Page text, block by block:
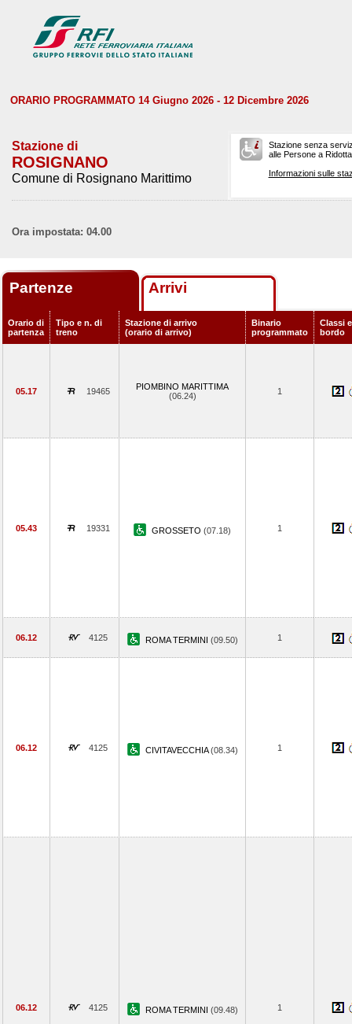
ORARIO PROGRAMMATO 14 Giugno 2026 - 12 Dicembre 2026
Stazione di
ROSIGNANO
Comune di Rosignano Marittimo
Stazione senza
alle Persone a
Informazioni sulle
Ora impostata: 04.00
Partenze Arrivi
Orario di
partenza
Tipo e n. di
treno
Stazione di arrivo
(orario di arrivo)
Binario
programmato
Classi
bordo
05.17 19465
PIOMBINO MARITTIMA
(06.24)
1
05.43 19331 GROSSETO (07.18) 1
06.12 4125 ROMA TERMINI (09.50) 1
06.12 4125 CIVITAVECCHIA(08.34) 1
06.12 4125 ROMA TERMINI (09.48) 1